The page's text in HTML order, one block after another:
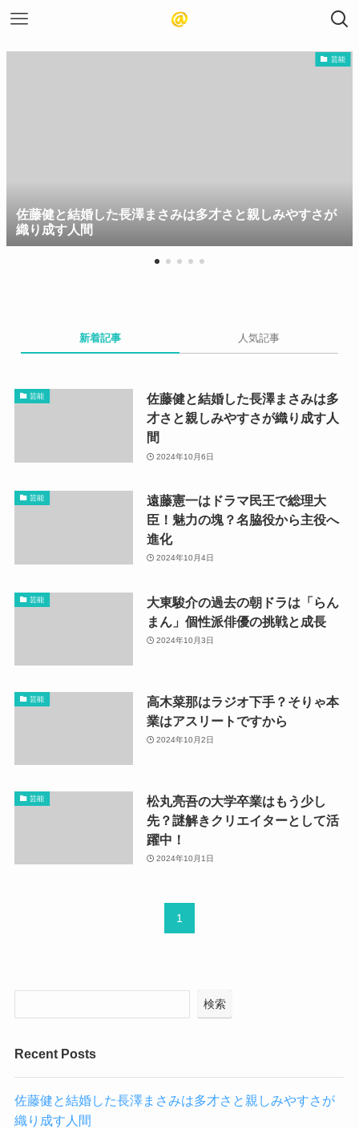
芸能
佐藤健と結婚した長澤まさみは多才さと親しみやすさが
織り成す人間
新着記事 人気記事
芸能
佐藤健と結婚した長澤まさみは多
才さと親しみやすさが織り成す人
間
2024年10月6日
芸能
遠藤憲一はドラマ民王で総理大
臣！魅力の塊？名脇役から主役へ
進化
2024年10月4日
芸能
大東駿介の過去の朝ドラは「らん
まん」個性派俳優の挑戦と成長
2024年10月3日
芸能
高木菜那はラジオ下手？そりゃ本
業はアスリートですから
2024年10月2日
芸能
松丸亮吾の大学卒業はもう少し
先？謎解きクリエイターとして活
躍中！
2024年10月1日
1
検索
Recent Posts
佐藤健と結婚した長澤まさみは多才さと親しみやすさが
織り成す人間